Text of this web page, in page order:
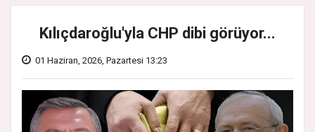
Kılıçdaroğlu'yla CHP dibi görüyor...
01 Haziran, 2026, Pazartesi 13:23